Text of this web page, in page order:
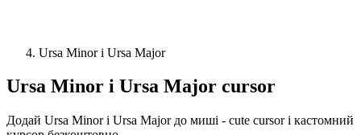
Ursa Minor і Ursa Major
Ursa Minor і Ursa Major cursor
Додай Ursa Minor і Ursa Major до миші - cute cursor і кастомний